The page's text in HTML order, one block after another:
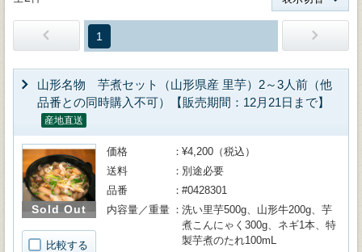
1
山形名物 芋煮セット（山形県産 里芋）2～3人前（他
品番との同時購入不可）【販売期間：12月21日まで】
産地直送
Sold Out
比較する
価格
¥4,200（税込）
送料
別途必要
品番
#0428301
内容量／重量
洗い里芋500g、山形牛200g、芋
煮こんにゃく300g、ネギ1本、特
製芋煮のたれ100mL